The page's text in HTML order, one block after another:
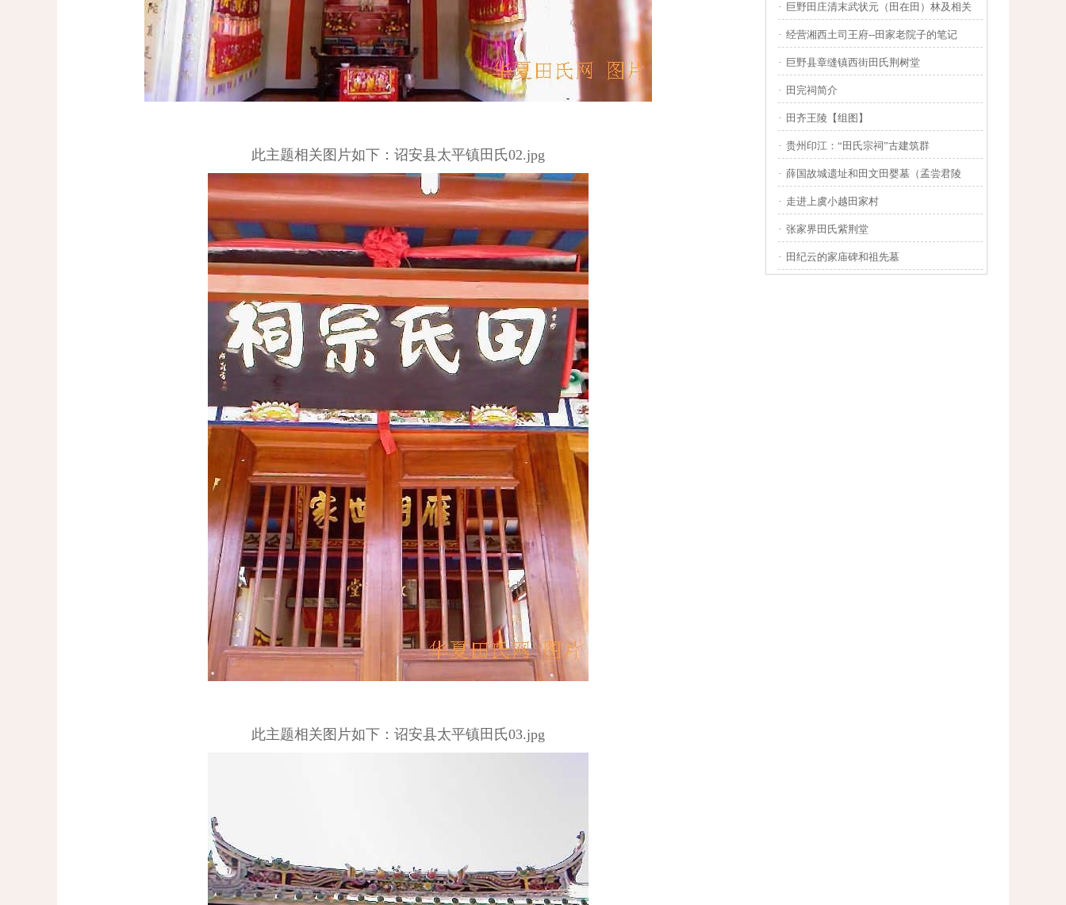
此主题相关图片如下：诏安县太平镇田氏02.jpg
此主题相关图片如下：诏安县太平镇田氏03.jpg
· 巨野田庄清末武状元（田在田）林及相关
· 经营湘西土司王府--田家老院子的笔记
· 巨野县章缝镇西街田氏荆树堂
· 田完祠简介
· 田齐王陵【组图】
· 贵州印江：“田氏宗祠”古建筑群
· 薛国故城遗址和田文田婴墓（孟尝君陵
· 走进上虞小越田家村
· 张家界田氏紫荆堂
· 田纪云的家庙碑和祖先墓